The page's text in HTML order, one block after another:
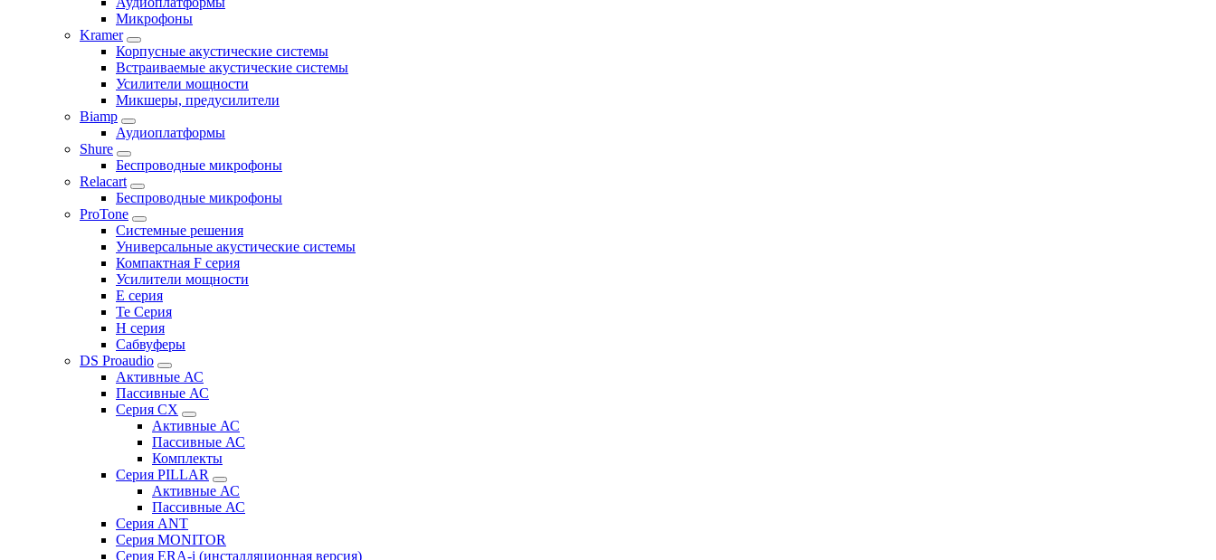
Микрофоны
Kramer
Корпусные акустические системы
Встраиваемые акустические системы
Усилители мощности
Микшеры, предусилители
Biamp
Аудиоплатформы
Shure
Беспроводные микрофоны
Relacart
Беспроводные микрофоны
ProTone
Системные решения
Универсальные акустические системы
Компактная F серия
Усилители мощности
E серия
Te Серия
H серия
Сабвуферы
DS Proaudio
Активные АС
Пассивные АС
Серия CX
Активные АС
Пассивные АС
Комплекты
Серия PILLAR
Активные АС
Пассивные АС
Серия ANT
Серия MONITOR
Серия ERA-i (инсталляционная версия)